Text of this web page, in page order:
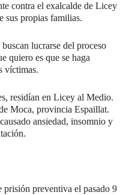
contra el exalcalde de Licey
sus propias familias.
lucrarse del proceso
quiero es que se haga
víctimas.
residían en Licey al Medio.
Moca, provincia Espaillat.
ansiedad, insomnio y
prisión preventiva el pasado 9